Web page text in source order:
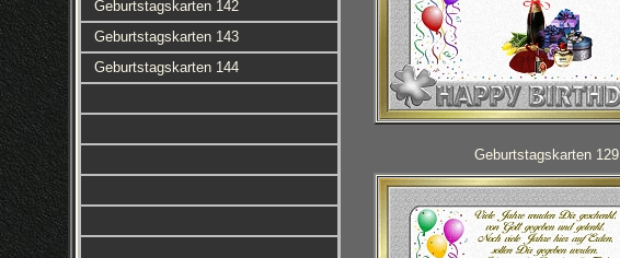
Geburtstagskarten 142
Geburtstagskarten 143
Geburtstagskarten 144
Geburtstagskarten 129